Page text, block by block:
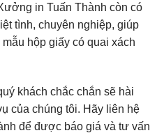
in Tuấn Thành còn có
tình, chuyên nghiệp, giúp
hộp giấy có quai xách
khách chắc chắn sẽ hài
của chúng tôi. Hãy liên hệ
để được báo giá và tư vấn